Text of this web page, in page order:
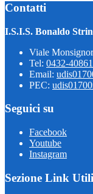
Contatti
I.S.I.S. Bonaldo
Viale
Tel: 0432-
Email:
PEC:
Seguici su
Facebook
Youtube
Instagram
Sezione Link Utili